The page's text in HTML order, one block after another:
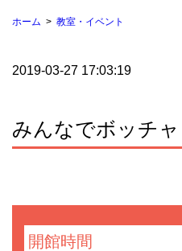
ホーム 教室・イベント
2019-03-27 17:03:19
みんなでボッチャ
開館時間